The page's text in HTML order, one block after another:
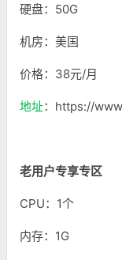
硬盘：50G
机房：美国
价格：38元/月
地址：https://
老用户专享专区
CPU：1个
内存：1G